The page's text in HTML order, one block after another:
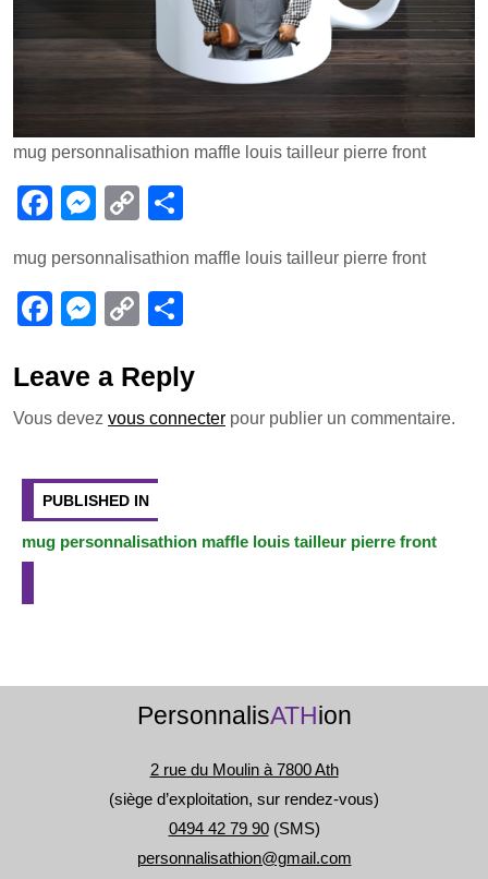
mug personnalisathion maffle louis tailleur pierre front
F
c
e
o
o
M
ss
e
g
er
C
p
y
n
k
ta
mug personnalisathion maffle louis tailleur pierre front
F
c
e
o
o
k
M
ss
e
g
er
C
p
y
n
k
ta
g
Leave a Reply
Vous devez vous connecter pour publier un commentaire.
l’article
PUBLISHED IN
mug personnalisathion maffle louis tailleur pierre front
PersonnalisATHion
2 rue du Moulin à 7800 Ath
(siège d’exploitation, sur rendez-vous)
0494 42 79 90(SMS)
personnalisathion@gmail.com